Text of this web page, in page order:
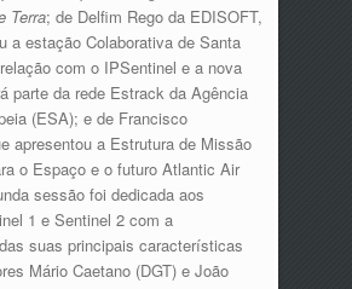
Terra; de Delfim Rego da EDISOFT,
a estação Colaborativa de Santa
com o IPSentinel e a nova
parte da rede Estrack da Agência
(ESA); e de Francisco
apresentou a Estrutura de Missão
o Espaço e o futuro Atlantic Air
sessão foi dedicada aos
1 e Sentinel 2 com a
suas principais características
Mário Caetano (DGT) e João